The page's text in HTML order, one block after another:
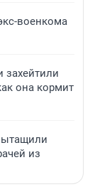
военкома
захейтили
она кормит
из